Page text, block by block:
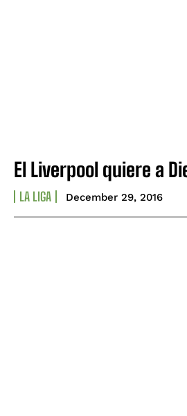
El Liverpool quiere a
LA LIGA December 29, 2016